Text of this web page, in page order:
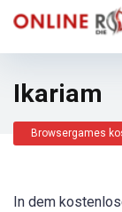
Ikariam
Browsergames
In dem